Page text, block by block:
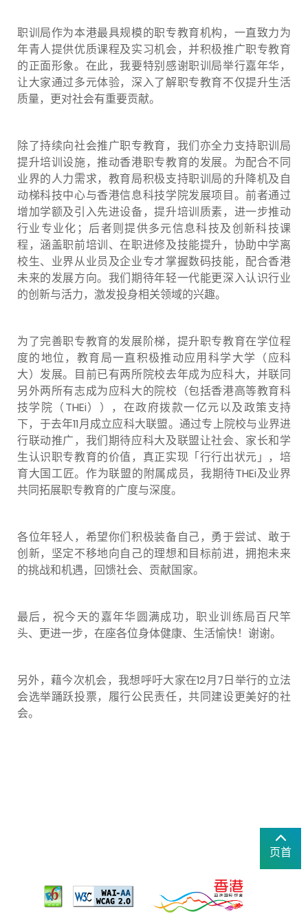
职训局作为本港最具规模的职专教育机构，一直致力为
年青人提供优质课程及实习机会，并积极推广职专教育
的正面形象。在此，我要特别感谢职训局举行嘉年华，
让大家通过多元体验，深入了解职专教育不仅提升生活
质量，更对社会有重要贡献。
除了持续向社会推广职专教育，我们亦全力支持职训局
提升培训设施，推动香港职专教育的发展。为配合不同
业界的人力需求，教育局积极支持职训局的升降机及自
动梯科技中心与香港信息科技学院发展项目。前者通过
增加学额及引入先进设备，提升培训质素，进一步推动
行业专业化；后者则提供多元信息科技及创新科技课
程，涵盖职前培训、在职进修及技能提升，协助中学离
校生、业界从业员及企业专才掌握数码技能，配合香港
未来的发展方向。我们期待年轻一代能更深入认识行业
的创新与活力，激发投身相关领域的兴趣。
为了完善职专教育的发展阶梯，提升职专教育在学位程
度的地位，教育局一直积极推动应用科学大学（应科
大）发展。目前已有两所院校去年成为应科大，并联同
另外两所有志成为应科大的院校（包括香港高等教育科
技学院（THEi）），在政府拨款一亿元以及政策支持
下，于去年11月成立应科大联盟。通过专上院校与业界进
行联动推广，我们期待应科大及联盟让社会、家长和学
生认识职专教育的价值，真正实现「行行出状元」，培
育大国工匠。作为联盟的附属成员，我期待THEi及业界
共同拓展职专教育的广度与深度。
各位年轻人，希望你们积极装备自己，勇于尝试、敢于
创新，坚定不移地向自己的理想和目标前进，拥抱未来
的挑战和机遇，回馈社会、贡献国家。
最后，祝今天的嘉年华圆满成功，职业训练局百尺竿
头、更进一步，在座各位身体健康、生活愉快！谢谢。
另外，藉今次机会，我想呼吁大家在12月7日举行的立法
会选举踊跃投票，履行公民责任，共同建设更美好的社
会。
页首